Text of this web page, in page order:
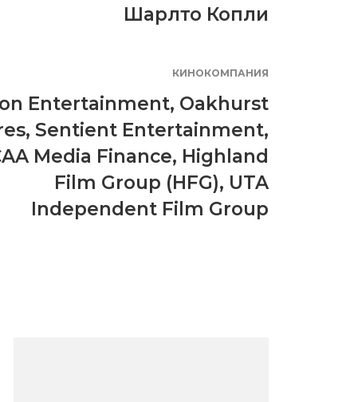
Шарлто Копли
КИНОКОМПАНИЯ
Entertainment, Oakhurst
, Sentient Entertainment,
Media Finance, Highland
Film Group (HFG), UTA
Independent Film Group